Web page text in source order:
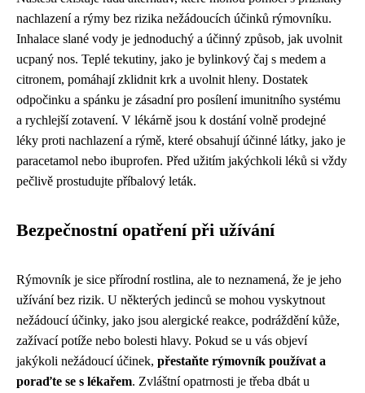
nachlazení a rýmy bez rizika nežádoucích účinků rýmovníku.
Inhalace slané vody je jednoduchý a účinný způsob, jak uvolnit
ucpaný nos. Teplé tekutiny, jako je bylinkový čaj s medem a
citronem, pomáhají zklidnit krk a uvolnit hleny. Dostatek
odpočinku a spánku je zásadní pro posílení imunitního systému
a rychlejší zotavení. V lékárně jsou k dostání volně prodejné
léky proti nachlazení a rýmě, které obsahují účinné látky, jako je
paracetamol nebo ibuprofen. Před užitím jakýchkoli léků si vždy
pečlivě prostudujte příbalový leták.
Bezpečnostní opatření při užívání
Rýmovník je sice přírodní rostlina, ale to neznamená, že je jeho
užívání bez rizik. U některých jedinců se mohou vyskytnout
nežádoucí účinky, jako jsou alergické reakce, podráždění kůže,
zažívací potíže nebo bolesti hlavy. Pokud se u vás objeví
jakýkoli nežádoucí účinek, přestaňte rýmovník používat a
poraďte se s lékařem. Zvláštní opatrnosti je třeba dbát u